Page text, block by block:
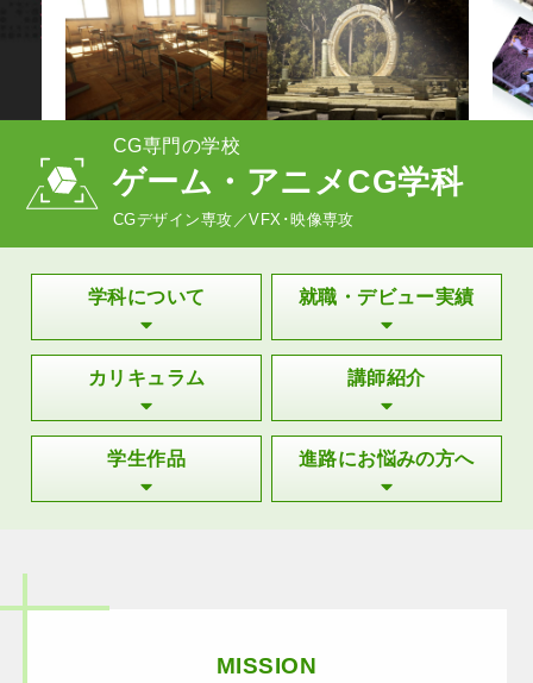
CG専門の学校
ゲーム・アニメCG学科
CGデザイン専攻／VFX･映像専攻
学科について 就職・デビュー実績
カリキュラム 講師紹介
学生作品 進路にお悩みの方へ
MISSION